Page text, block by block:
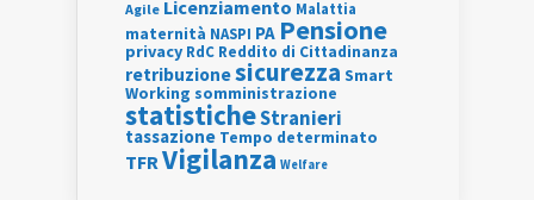
Agile Licenziamento Malattia
maternità NASPI PA Pensione
privacy RdC Reddito di Cittadinanza
retribuzionesicurezza Smart
Working somministrazione
statisticheStranieri
tassazione Tempo determinato
TFRVigilanza Welfare